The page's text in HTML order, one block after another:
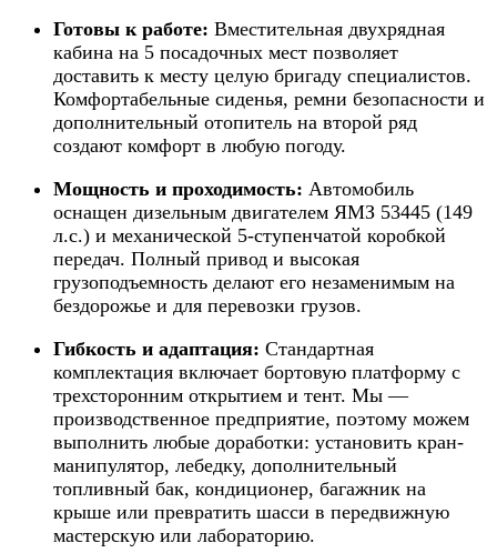
Готовы к работе: Вместительная двухрядная
кабина на 5 посадочных мест позволяет
доставить к месту целую бригаду специалистов.
Комфортабельные сиденья, ремни безопасности и
дополнительный отопитель на второй ряд
создают комфорт в любую погоду.
Мощность и проходимость: Автомобиль
оснащен дизельным двигателем ЯМЗ 53445 (149
л.с.) и механической 5-ступенчатой коробкой
передач. Полный привод и высокая
грузоподъемность делают его незаменимым на
бездорожье и для перевозки грузов.
Гибкость и адаптация: Стандартная
комплектация включает бортовую платформу с
трехсторонним открытием и тент. Мы —
производственное предприятие, поэтому можем
выполнить любые доработки: установить кран-
манипулятор, лебедку, дополнительный
топливный бак, кондиционер, багажник на
крыше или превратить шасси в передвижную
мастерскую или лабораторию.